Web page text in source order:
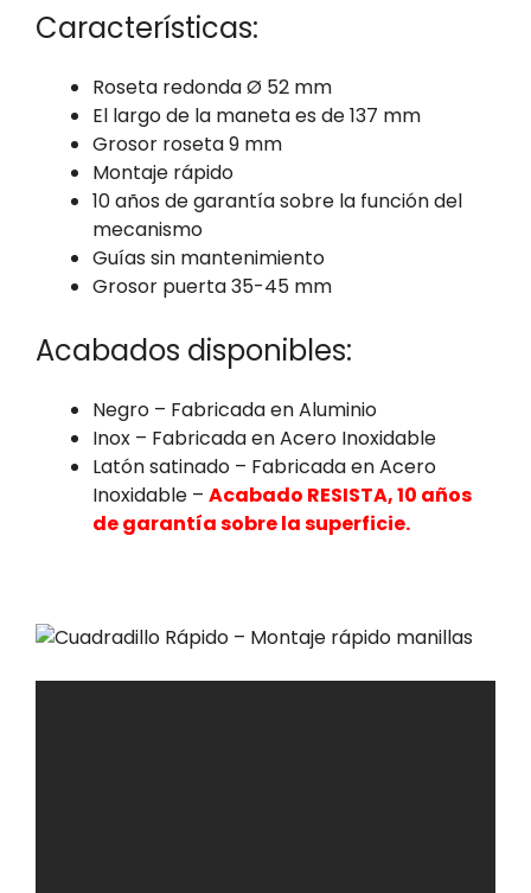
Características:
Roseta redonda Ø 52 mm
El largo de la maneta es de 137 mm
Grosor roseta 9 mm
Montaje rápido
10 años de garantía sobre la función del
mecanismo
Guías sin mantenimiento
Grosor puerta 35-45 mm
Acabados disponibles:
Negro – Fabricada en Aluminio
Inox – Fabricada en Acero Inoxidable
Latón satinado – Fabricada en Acero
Inoxidable – Acabado RESISTA, 10 años
de garantía sobre la superficie.